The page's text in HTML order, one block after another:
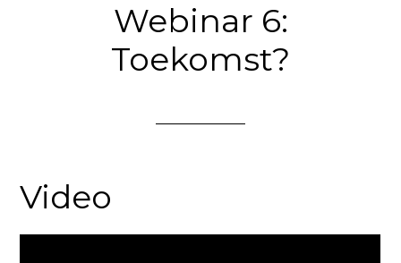
Webinar 6:
Toekomst?
Video